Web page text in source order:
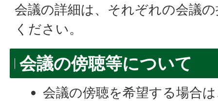
会議の詳細は、それぞれの会議
ください。
会議の傍聴等について
会議の傍聴を希望する場合